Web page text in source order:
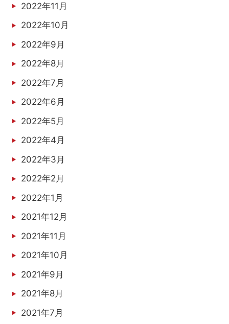
2022年11月
2022年10月
2022年9月
2022年8月
2022年7月
2022年6月
2022年5月
2022年4月
2022年3月
2022年2月
2022年1月
2021年12月
2021年11月
2021年10月
2021年9月
2021年8月
2021年7月